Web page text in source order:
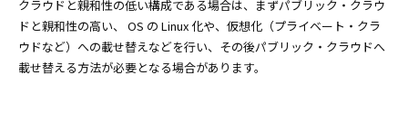
クラウドと親和性の低い構成である場合は、まずパブリック・クラウ
ドと親和性の高い、 OS の Linux 化や、仮想化（プライベート・クラ
ウドなど）への載せ替えなどを行い、その後パブリック・クラウドへ
載せ替える方法が必要となる場合があります。